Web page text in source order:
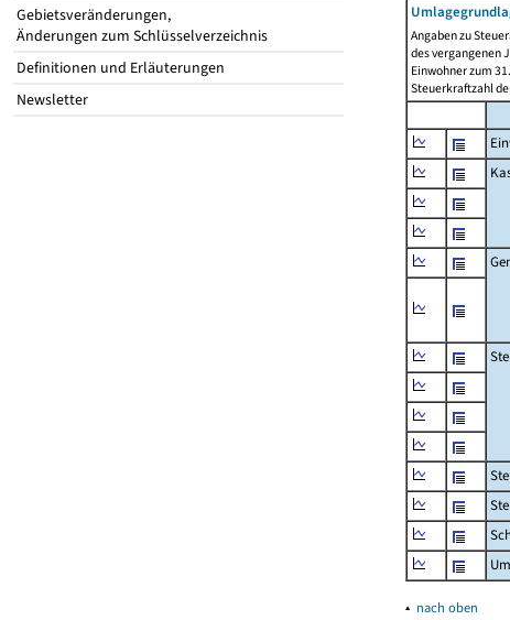
Gebietsveränderungen,
Änderungen zum Schlüsselverzeichnis
Definitionen und Erläuterungen
Newsletter
Angaben zu
des vergangenen
Einwohner zum
Steuerkraftzahl
▴ nach oben